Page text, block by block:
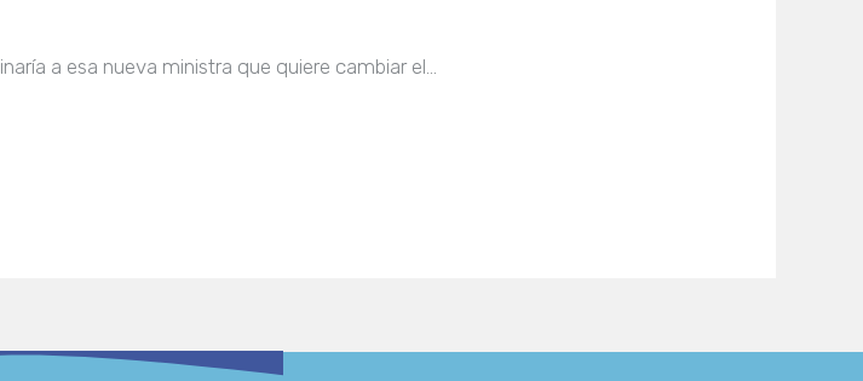
a esa nueva ministra que quiere cambiar el…